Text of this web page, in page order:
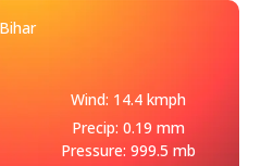
Bihar
Wind: 14.4 kmph
Precip: 0.19 mm
Pressure: 999.5 mb